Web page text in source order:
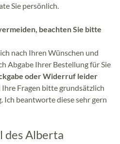
Sie persönlich.
beachten Sie bitte
nach Ihren Wünschen und
Abgabe Ihrer Bestellung für Sie
oder Widerruf leider
Ihre Fragen bitte grundsätzlich
Ich beantworte diese sehr gern
des Alberta